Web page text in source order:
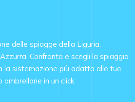
delle spiagge della Liguria,
Confronta e scegli la spiaggia
la sistemazione più adatta alle tue
in un click.